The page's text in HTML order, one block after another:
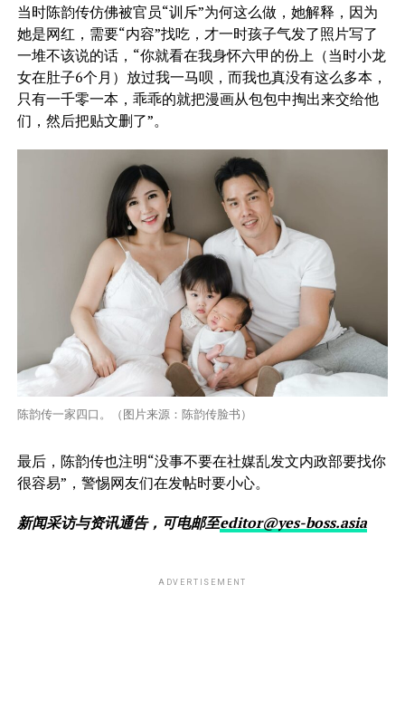
当时陈韵传仿佛被官员“训斥”为何这么做，她解释，因为
她是网红，需要“内容”找吃，才一时孩子气发了照片写了
一堆不该说的话，“你就看在我身怀六甲的份上（当时小龙
女在肚子6个月）放过我一马呗，而我也真没有这么多本，
只有一千零一本，乖乖的就把漫画从包包中掏出来交给他
们，然后把贴文删了”。
陈韵传一家四口。（图片来源：陈韵传脸书）
最后，陈韵传也注明“没事不要在社媒乱发文内政部要找你
很容易”，警惕网友们在发帖时要小心。
新闻采访与资讯通告，可电邮至editor@yes-boss.asia
ADVERTISEMENT